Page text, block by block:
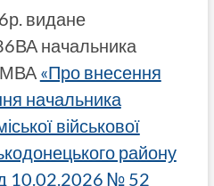
видане
начальника
МВА «Про внесення
начальника
військової
району
10.02.2026 № 52